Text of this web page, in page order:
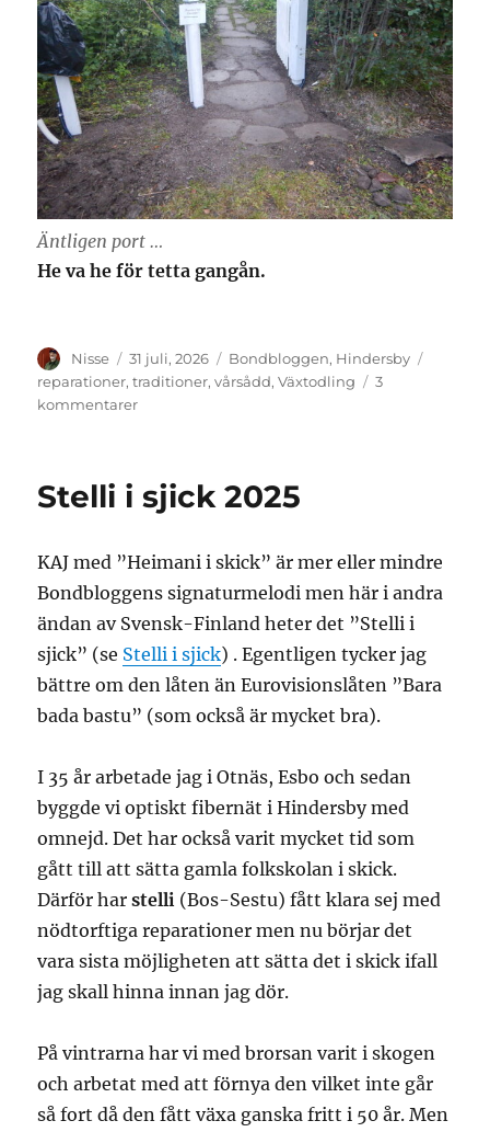
Äntligen port …
He va he för tetta gangån.
Författare
Nisse
Publicerat
den
31 juli, 2026 Kategorier
Bondbloggen, Hindersby
reparationer,traditioner,vårsådd,Växtodling
3
kommentarertill
Stelli i sjick 2025
KAJ med ”Heimani i skick” är mer eller mindre
Bondbloggens signaturmelodi men här i andra
ändan av Svensk-Finland heter det ”Stelli i
sjick” (se Stelli i sjick) . Egentligen tycker jag
bättre om den låten än Eurovisionslåten ”Bara
bada bastu” (som också är mycket bra).
I 35 år arbetade jag i Otnäs, Esbo och sedan
byggde vi optiskt fibernät i Hindersby med
omnejd. Det har också varit mycket tid som
gått till att sätta gamla folkskolan i skick.
Därför harstelli (Bos-Sestu) fått klara sej med
nödtorftiga reparationer men nu börjar det
vara sista möjligheten att sätta det i skick ifall
jag skall hinna innan jag dör.
På vintrarna har vi med brorsan varit i skogen
och arbetat med att förnya den vilket inte går
så fort då den fått växa ganska fritt i 50 år. Men